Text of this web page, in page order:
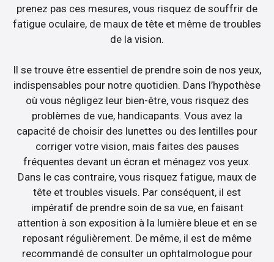
prenez pas ces mesures, vous risquez de souffrir de
fatigue oculaire, de maux de tête et même de troubles
de la vision.
Il se trouve être essentiel de prendre soin de nos yeux,
indispensables pour notre quotidien. Dans l’hypothèse
où vous négligez leur bien-être, vous risquez des
problèmes de vue, handicapants. Vous avez la
capacité de choisir des lunettes ou des lentilles pour
corriger votre vision, mais faites des pauses
fréquentes devant un écran et ménagez vos yeux.
Dans le cas contraire, vous risquez fatigue, maux de
tête et troubles visuels. Par conséquent, il est
impératif de prendre soin de sa vue, en faisant
attention à son exposition à la lumière bleue et en se
reposant régulièrement. De même, il est de même
recommandé de consulter un ophtalmologue pour